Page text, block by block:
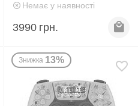
Немає у наявності
3990 грн.
Знижка 13%